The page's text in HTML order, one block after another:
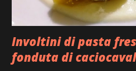
vedere la nostra mollica che
perdendo l’umidità in essa
mescolando do...
Involtini di pasta
fonduta di